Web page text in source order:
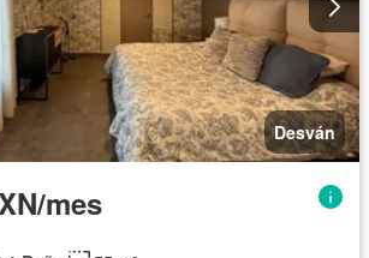
Desván
mes